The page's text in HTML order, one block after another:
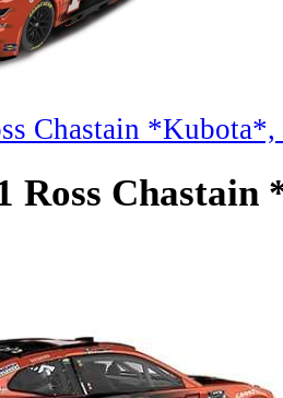
Chastain *Kubota*,
Ross